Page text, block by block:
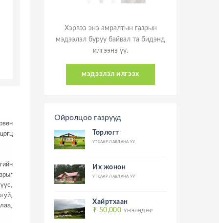
Хэрвээ энэ амралтын газрын
мэдээлэл буруу байвал та бидэнд
илгээнэ үү.
мэдээлэл илгээх
Ойролцоо газрууд
Торлогт
УТСААР ЛАВЛАНА УУ
Их жонон
УТСААР ЛАВЛАНА УУ
Хайртхаан
₮ 50,000 ҮНЭ/ӨДӨР